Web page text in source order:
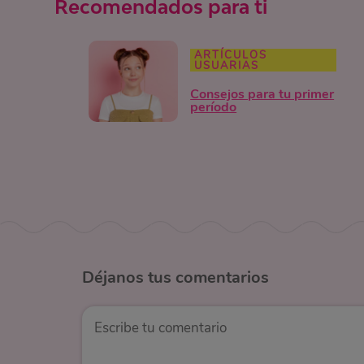
Recomendados para ti
ARTÍCULOS
USUARIAS
Consejos para tu primer
período
Déjanos tus comentarios